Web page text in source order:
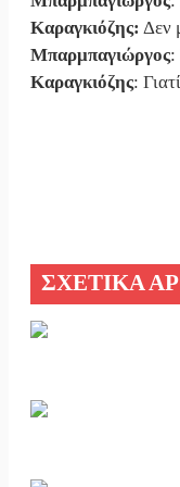
Καραγκιόζης: Δεν
Μπαρμπαγιώργος:
Καραγκιόζης:
ΣΧΕΤΙΚΑ